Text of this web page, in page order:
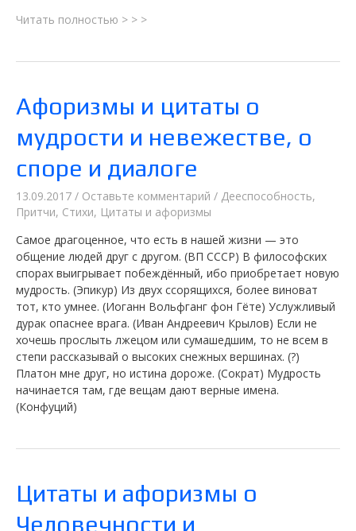
Проект
«Что
может
стать
причиной
развития
Читать полностью > > >
Афоризмы и цитаты о
мудрости и невежестве, о
споре и диалоге
13.09.2017 / Оставьте комментарий / Дееспособность,
Притчи, Стихи, Цитаты и афоризмы
Самое драгоценное, что есть в нашей жизни — это
общение людей друг с другом. (ВП СССР) В философских
спорах выигрывает побеждённый, ибо приобретает новую
мудрость. (Эпикур) Из двух ссорящихся, более виноват
тот, кто умнее. (Иоганн Вольфганг фон Гёте) Услужливый
дурак опаснее врага. (Иван Андреевич Крылов) Если не
хочешь прослыть лжецом или сумашедшим, то не всем в
степи рассказывай о высоких снежных вершинах. (?)
Платон мне друг, но истина дороже. (Сократ) Мудрость
начинается там, где вещам дают верные имена.
(Конфуций)
Цитаты и афоризмы о
Человечности и